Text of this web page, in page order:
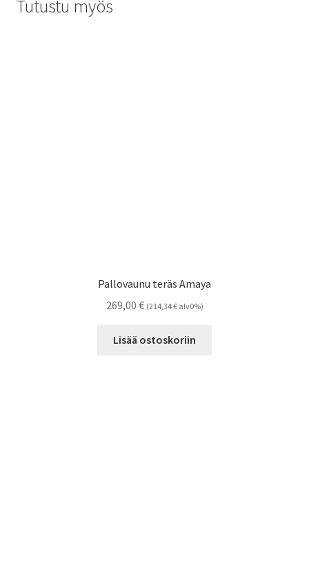
Tutustu myös
Pallovaunu teräs Amaya
269,00 € (214,34€alv0%)
Lisää ostoskoriin